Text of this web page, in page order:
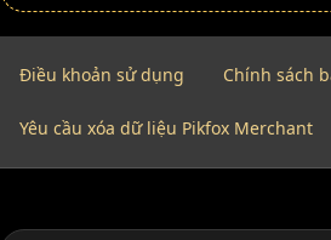
Điều khoản sử dụng Chính sách
Yêu cầu xóa dữ liệu Pikfox Merchant